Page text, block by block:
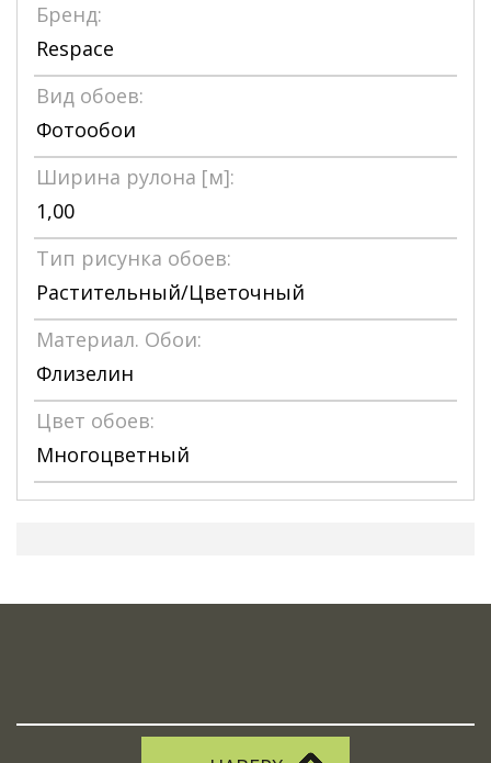
Бренд:
Respace
Вид обоев:
Фотообои
Ширина рулона [м]:
1,00
Тип рисунка обоев:
Растительный/Цветочный
Материал. Обои:
Флизелин
Цвет обоев:
Многоцветный